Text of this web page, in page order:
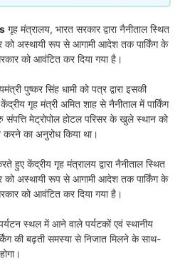
गृह मंत्रालय, भारत सरकार द्वारा नैनीताल स्थित
को अस्थायी रूप से आगामी आदेश तक पार्किंग के
को आवंटित कर दिया गया है।
पुष्कर सिंह धामी को पत्र द्वारा इसकी
गृह मंत्री अमित शाह से नैनीताल में पार्किंग
मेट्रोपोल होटल परिसर के खुले स्थान को
का अनुरोध किया था।
हुए केंद्रीय गृह मंत्रालय द्वारा नैनीताल स्थित
को अस्थायी रूप से आगामी आदेश तक पार्किंग के
को आवंटित कर दिया गया है।
स्थल में आने वाले पर्यटकों एवं स्थानीय
की बढ़ती समस्या से निजात मिलने के साथ-